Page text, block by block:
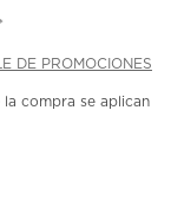
*
DE PROMOCIONES
la compra se aplican